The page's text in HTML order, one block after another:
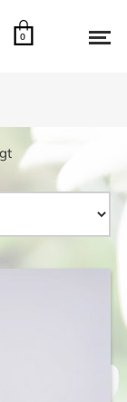
0
Nach
Beliebtheit